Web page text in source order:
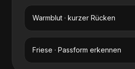
Warmblut · kurzer Rücken
Friese · Passform erkennen